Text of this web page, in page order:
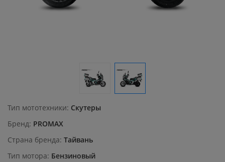
Тип мототехники Скутеры
Бренд PROMAX
Страна бренда Тайвань
Тип мотора Бензиновый